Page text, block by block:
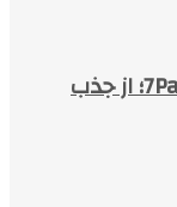
خدمات شبکه‌های اجتماعی 7Panel؛ از جذب